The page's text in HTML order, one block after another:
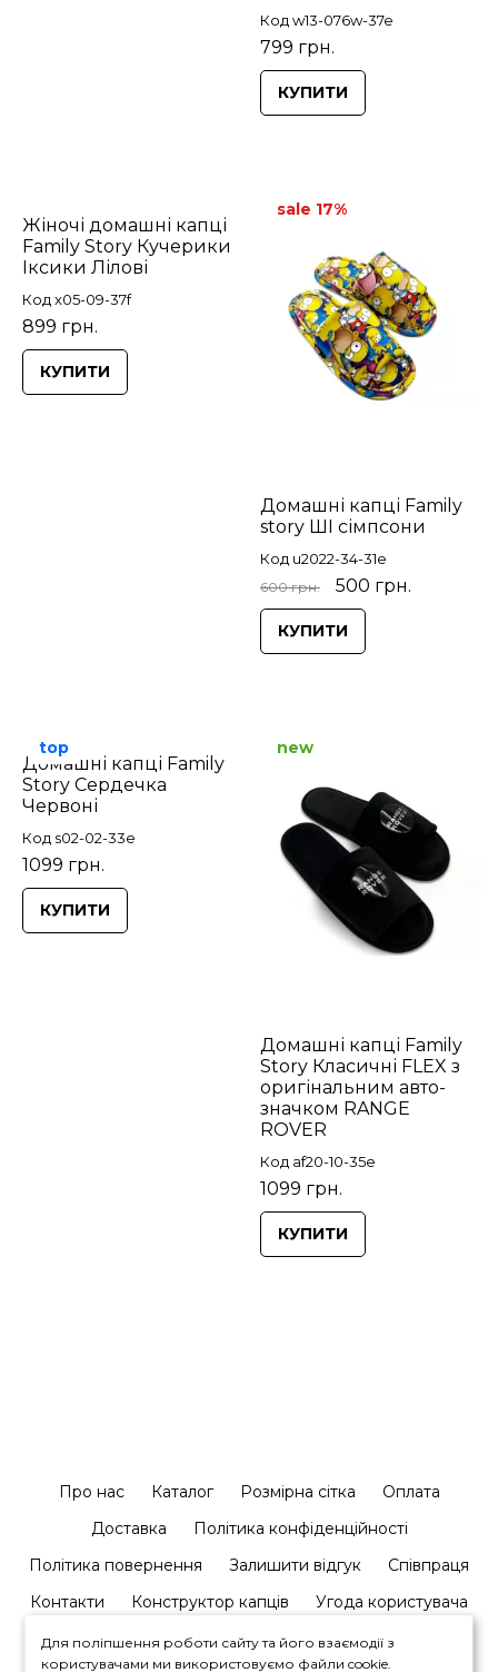
Код w13-076w-37e
799 грн.
КУПИТИ
Жіночі домашні капці
Family Story Кучерики
Іксики Лілові
Код x05-09-37f
899 грн.
КУПИТИ
Домашні капці Family
story ШІ сімпсони
Код u2022-34-31e
600 грн. 500 грн.
sale 17%
КУПИТИ
Домашні капці Family
Story Сердечка
Червоні
Код s02-02-33e
1099 грн.
top
КУПИТИ
Домашні капці Family
Story Класичні FLEX з
оригінальним авто-
значком RANGE
ROVER
Код af20-10-35e
1099 грн.
new
КУПИТИ
Про нас Каталог Розмірна сітка
Оплата
Доставка
Політика конфіденційності
Політика повернення
Залишити відгук
Співпраця
Контакти
Конструктор капців Угода користувача
Для поліпшення роботи сайту та його взаємодії з
користувачами ми використовуємо файли cookie.